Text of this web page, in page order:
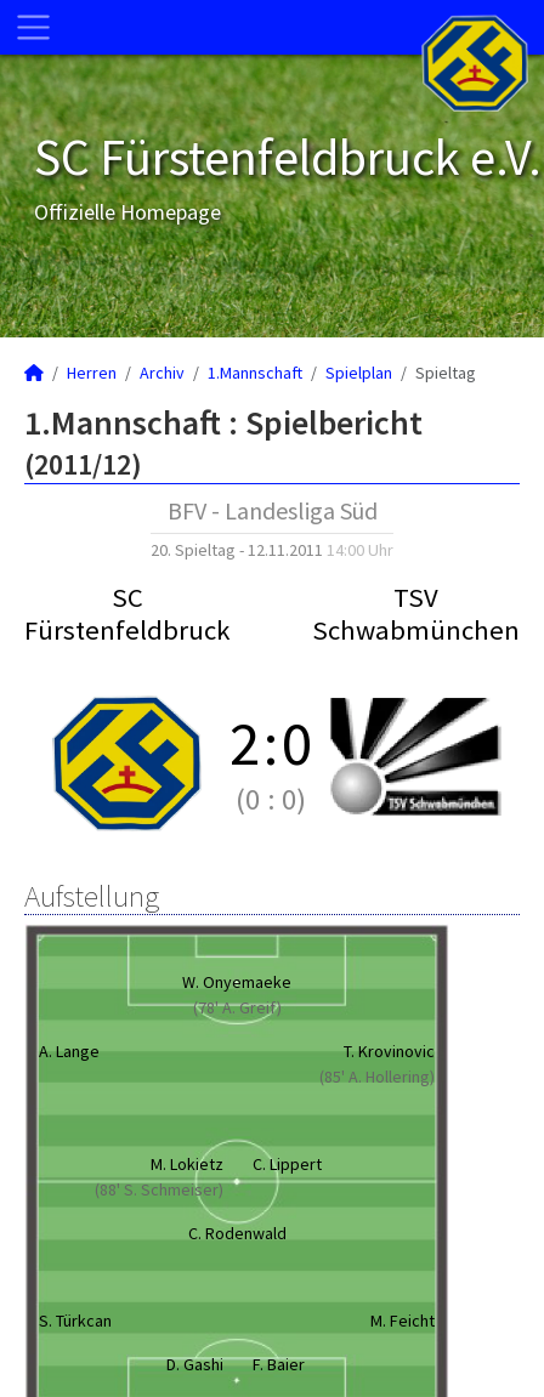
SC Fürstenfeldbruck e.V.
Offizielle Homepage
Herren Archiv 1.Mannschaft Spielplan Spieltag
1.Mannschaft : Spielbericht
(2011/12)
BFV - Landesliga Süd
20. Spieltag - 12.11.2011 14:00 Uhr
SC
Fürstenfeldbruck
TSV
Schwabmünchen
2:0
(0 : 0)
Aufstellung
W. Onyemaeke
(78' A. Greif)
A. Lange
T. Krovinovic
(85' A. Hollering)
M. Lokietz
(88' S. Schmeiser)
C. Lippert
C. Rodenwald
S. Türkcan
M. Feicht
D. Gashi
F. Baier